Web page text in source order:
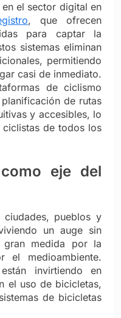
el sector digital en
, que ofrecen
para captar la
sistemas eliminan
permitiendo
casi de inmediato.
de ciclismo
de rutas
y accesibles, lo
de todos los
eje del
pueblos y
un auge sin
gran medida por la
el medioambiente.
invirtiendo en
el uso de bicicletas,
de bicicletas